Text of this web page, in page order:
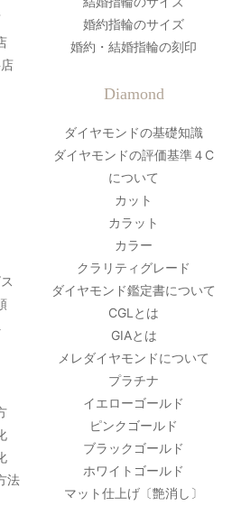
法
婚約指輪のサイズ
婚約・結婚指輪の刻印
Diamond
ダイヤモンドの基礎知識
ダイヤモンドの評価基準４C
について
カット
カラット
カラー
クラリティグレード
ダイヤモンド鑑定書について
CGLとは
GIAとは
メレダイヤモンドについて
プラチナ
イエローゴールド
ピンクゴールド
ブラックゴールド
ホワイトゴールド
マット仕上げ〔艶消し〕